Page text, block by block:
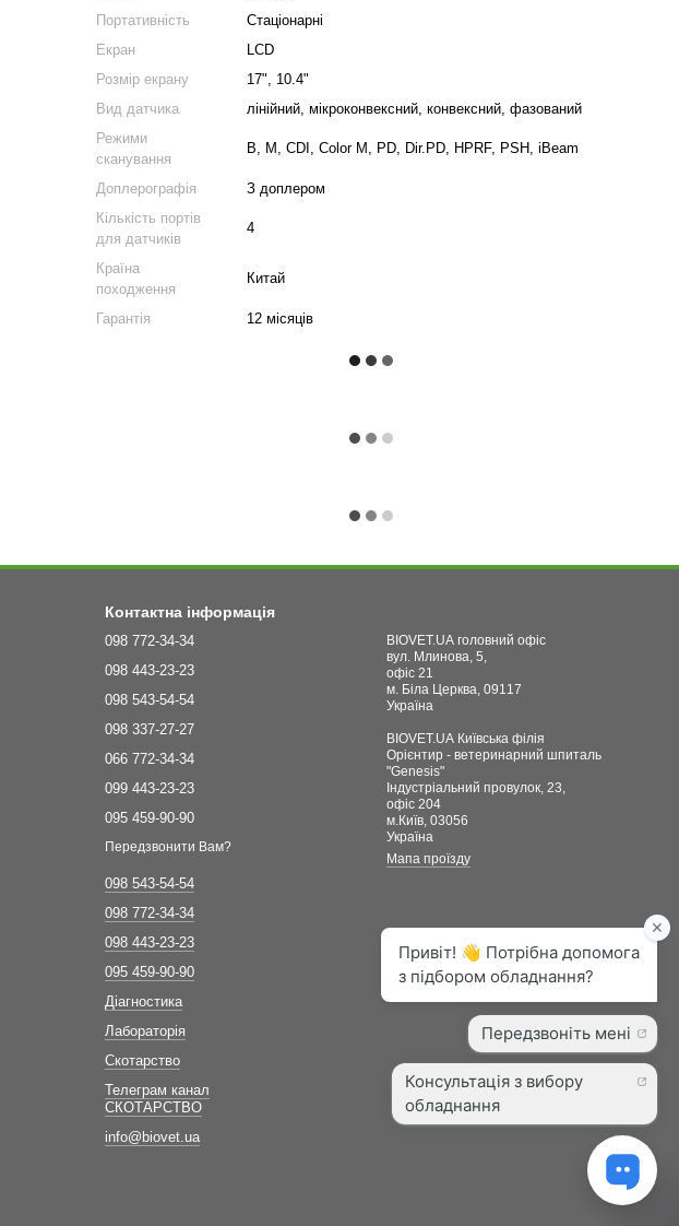
Портативність
Стаціонарні
Екран
LCD
Розмір екрану
17", 10.4"
Вид датчика
лінійний, мікроконвексний, конвексний, фазований
Режими
сканування
B, M, CDI, Color M, PD, Dir.PD, HPRF, PSH, iBeam
Доплерографія
З доплером
Кількість портів
для датчиків
4
Країна
походження
Китай
Гарантія 12 місяців
Контактна інформація
098 772-34-34
098 443-23-23
098 543-54-54
098 337-27-27
066 772-34-34
099 443-23-23
095 459-90-90
Передзвонити Вам?
098 543-54-54
098 772-34-34
098 443-23-23
095 459-90-90
Діагностика
Лабораторія
Скотарство
Телеграм канал
СКОТАРСТВО
info@biovet.ua
BIOVET.UA головний офіс
вул. Млинова, 5,
офіс 21
м. Біла Церква, 09117
Україна
BIOVET.UA Київська філія
Орієнтир - ветеринарний шпиталь
"Genesis"
Індустріальний провулок, 23,
офіс 204
м.Київ, 03056
Україна
Мапа проїзду